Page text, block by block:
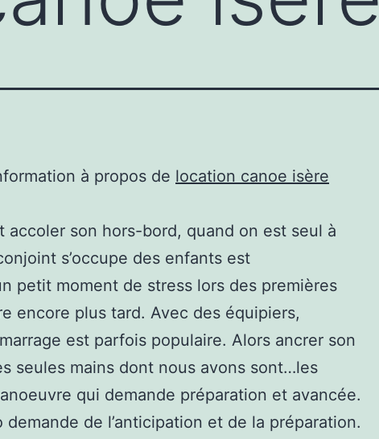
à propos de location canoe isère
accoler son hors-bord, quand on est seul à
s’occupe des enfants est
petit moment de stress lors des premières
encore plus tard. Avec des équipiers,
est parfois populaire. Alors ancrer son
seules mains dont nous avons sont…les
qui demande préparation et avancée.
demande de l’anticipation et de la préparation.